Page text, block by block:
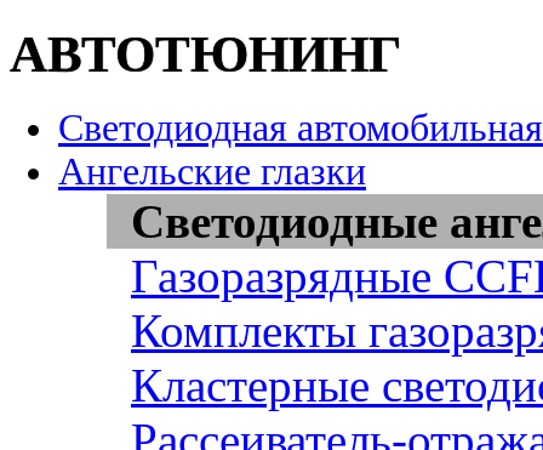
АВТОТЮНИНГ
Светодиодная
Ангельские глазки
Светодиодные
Газоразрядные
Комплекты
Кластерные